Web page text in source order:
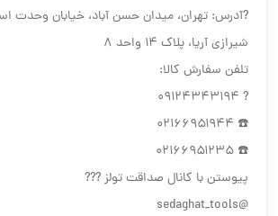
?آدرس: تهران، میدان حسن آباد، خیابان وحدت
شیرازی آریا، پلاک ۱۴ واحد ۸
تلفن سفارش کالا:
? ۰۹۱۲۴۳۴۳۱۹۴
☎️ ۰۲۱۶۶۹۵۱۹۴۴
☎️ ۰۲۱۶۶۹۵۱۲۳۵
پیوستن با کانال صداقت تولز ???
@sedaghat_tools